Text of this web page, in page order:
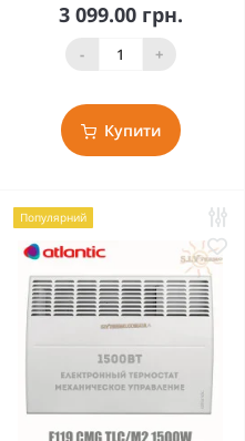
3 099.00 грн.
- +
Купити
Популярний